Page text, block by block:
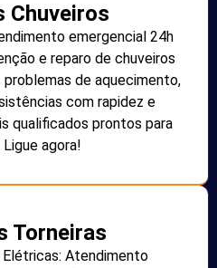
Chuveiros
emergencial 24h
e reparo de chuveiros
de aquecimento,
com rapidez e
qualificados prontos para
agora!
Torneiras
Atendimento